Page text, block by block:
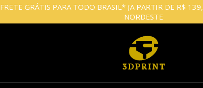
FRETE GRÁTIS PARA TODO BRASIL* (A PARTIR DE R$
NORDESTE